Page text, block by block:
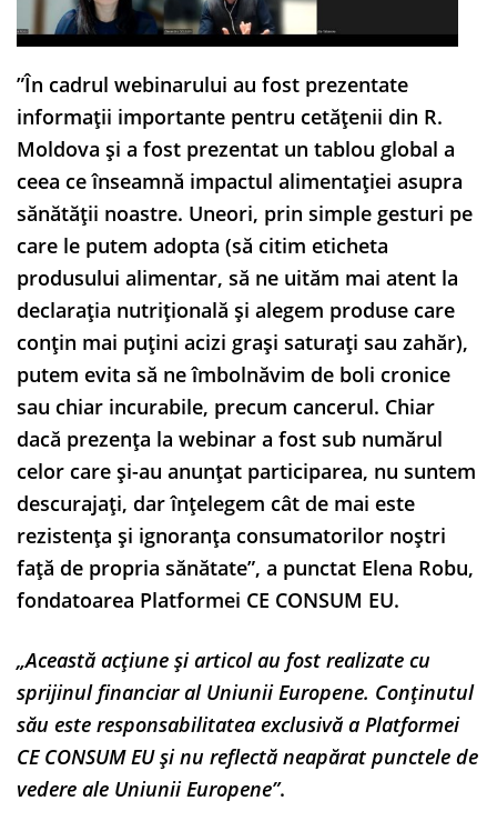
”În cadrul webinarului au fost prezentate
informații importante pentru cetățenii din R.
Moldova și a fost prezentat un tablou global a
ceea ce înseamnă impactul alimentației asupra
sănătății noastre. Uneori, prin simple gesturi pe
care le putem adopta (să citim eticheta
produsului alimentar, să ne uităm mai atent la
declarația nutrițională și alegem produse care
conțin mai puțini acizi grași saturați sau zahăr),
putem evita să ne îmbolnăvim de boli cronice
sau chiar incurabile, precum cancerul. Chiar
dacă prezența la webinar a fost sub numărul
celor care și-au anunțat participarea, nu suntem
descurajați, dar înțelegem cât de mai este
rezistența și ignoranța consumatorilor noștri
față de propria sănătate”, a punctat Elena Robu,
fondatoarea Platformei CE CONSUM EU.
„Această acțiune și articol au fost realizate cu
sprijinul financiar al Uniunii Europene. Conținutul
său este responsabilitatea exclusivă a Platformei
CE CONSUM EU și nu reflectă neapărat punctele de
vedere ale Uniunii Europene”.